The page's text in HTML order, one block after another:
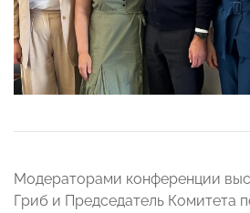
Модераторами конференции
Гриб и Председатель Комитета